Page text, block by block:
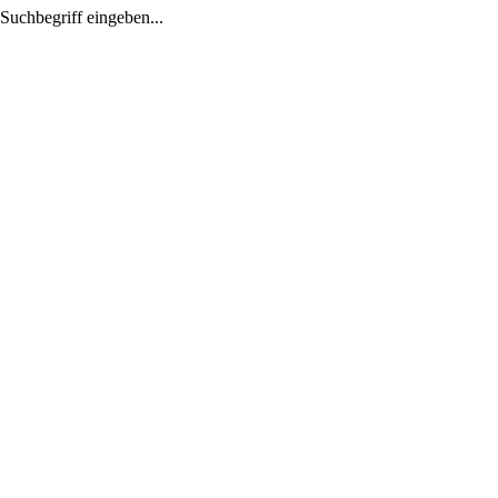
Suchbegriff eingeben...